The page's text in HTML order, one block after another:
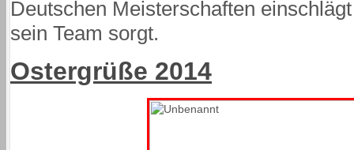
Deutschen Meisterschaften
sein Team sorgt.
Ostergrüße 2014